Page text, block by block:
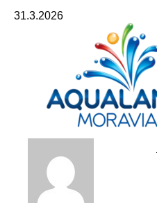
31.3.2026